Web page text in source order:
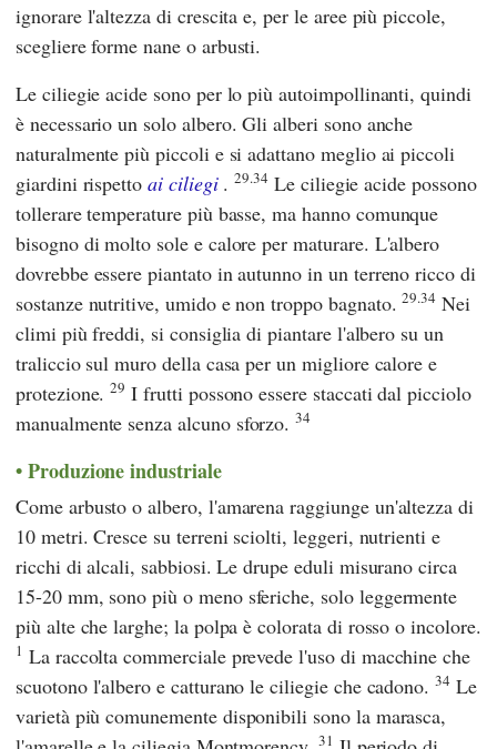
ignorare l'altezza di crescita e, per le aree più piccole,
scegliere forme nane o arbusti.
Le ciliegie acide sono per lo più autoimpollinanti, quindi
è necessario un solo albero. Gli alberi sono anche
naturalmente più piccoli e si adattano meglio ai piccoli
giardini rispettoai ciliegi.29.34 Le ciliegie acide possono
tollerare temperature più basse, ma hanno comunque
bisogno di molto sole e calore per maturare. L'albero
dovrebbe essere piantato in autunno in un terreno ricco di
sostanze nutritive, umido e non troppo bagnato.29.34 Nei
climi più freddi, si consiglia di piantare l'albero su un
traliccio sul muro della casa per un migliore calore e
protezione.29 I frutti possono essere staccati dal picciolo
manualmente senza alcuno sforzo.34
Produzione industriale
Come arbusto o albero, l'amarena raggiunge un'altezza di
10 metri. Cresce su terreni sciolti, leggeri, nutrienti e
ricchi di alcali, sabbiosi. Le drupe eduli misurano circa
15-20 mm, sono più o meno sferiche, solo leggermente
più alte che larghe; la polpa è colorata di rosso o incolore.
1 La raccolta commerciale prevede l'uso di macchine che
scuotono l'albero e catturano le ciliegie che cadono.34 Le
varietà più comunemente disponibili sono la marasca,
31